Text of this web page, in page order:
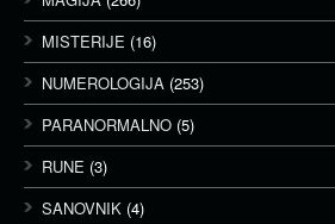
MISTERIJE (16)
NUMEROLOGIJA (253)
PARANORMALNO (5)
RUNE (3)
SANOVNIK (4)